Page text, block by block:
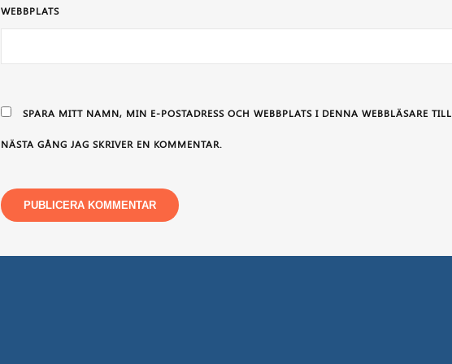
WEBBPLATS
SPARA MITT NAMN, MIN E-POSTADRESS OCH WEBBPLATS I DENNA WEBBLÄSARE TILL
NÄSTA GÅNG JAG SKRIVER EN KOMMENTAR.